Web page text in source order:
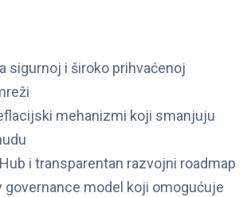
sigurnoj i široko prihvaćenoj
mehanizmi koji smanjuju
i transparentan razvojni roadmap
governance model koji omogućuje